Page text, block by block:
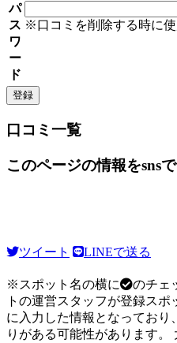
パ
ス
ワ
ー
ド
※口コミを削除する時に
口コミ一覧
このページの情報をsns
ツイート LINEで送る
※スポット名の横に
のチェ
トの運営スタッフが登録ス
に入力した情報となっており
りがある可能性があります。